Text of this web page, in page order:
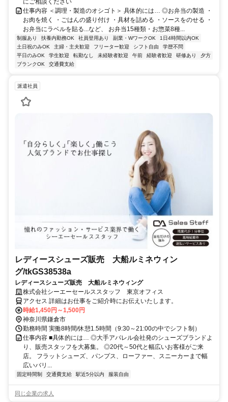
にご相談ください
仕事内容 ＜調理・製造のオシゴト＞ 具体的には… ◎お弁当の製造 ・
お肉を焼く ・ごはんの盛り付け ・具材を詰める ・ソースをのせる ・
お弁当にラベルを貼る...など、 お弁当15種類・お惣菜8種...
制服あり 扶養内勤務OK 社員登用あり 副業・WワークOK
1日4時間以内OK
土日祝のみOK
主婦・主夫歓迎 フリーター歓迎 シフト自由
学歴不問
平日のみOK
学生歓迎 転勤なし 未経験者歓迎 午前 経験者歓迎 研修あり
夕方
ブランクOK
交通費支給
派遣社員
レディースシューズ販売 大船ルミネウィン
グ/tkGS38538a
レディースシューズ販売 大船ルミネウィング
株式会社シーエーセールススタッフ 東京オフィス
アクセス 詳細はお仕事をご紹介時にお伝えいたします。
時給1,450円～1,500円
神奈川県鎌倉市
勤務時間 実働8時間/休憩1.5時間（9:30～21:00の中でシフト制）
仕事内容 ■具体的には… ◎大手アパレル会社発のシューズブランドよ
り、販売スタッフを大募集。 ◎20代～50代と幅広いお客様がご来
店。 フラットシューズ、パンプス、ローファー、スニーカーまで幅
広いバリ...
固定時間制 交通費支給 駅近5分以内 服装自由
同じ企業の求人